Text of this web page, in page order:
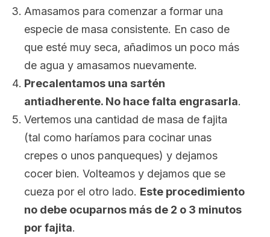
Amasamos para comenzar a formar una
especie de masa consistente. En caso de
que esté muy seca, añadimos un poco más
de agua y amasamos nuevamente.
Precalentamos una sartén
antiadherente. No hace falta engrasarla.
Vertemos una cantidad de masa de fajita
(tal como haríamos para cocinar unas
crepes o unos panqueques) y dejamos
cocer bien. Volteamos y dejamos que se
cueza por el otro lado. Este procedimiento
no debe ocuparnos más de 2 o 3 minutos
por fajita.